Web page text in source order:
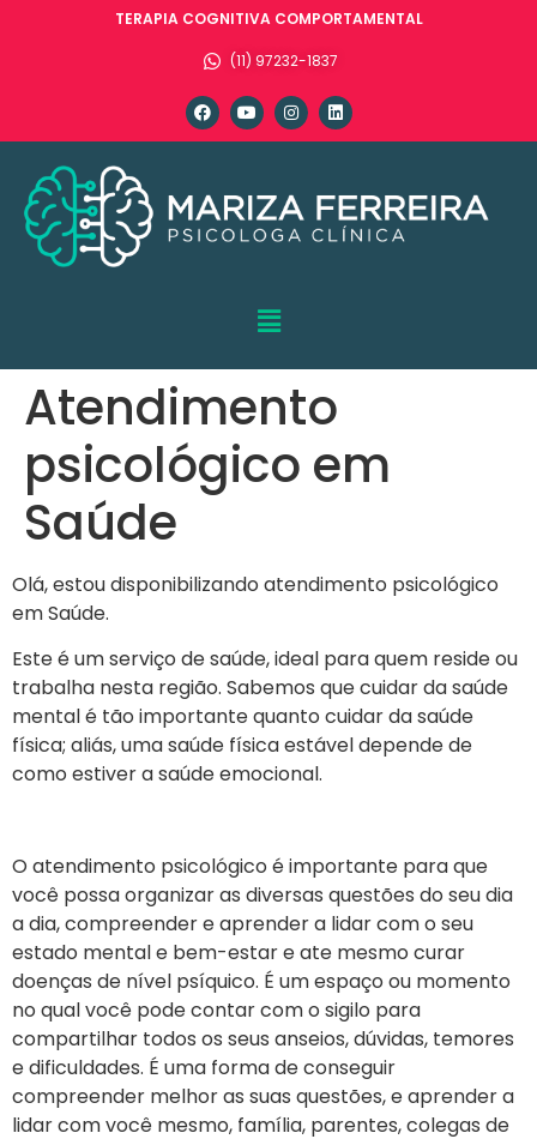
TERAPIA COGNITIVA COMPORTAMENTAL
(11) 97232-1837
Atendimento
psicológico em
Saúde
Olá, estou disponibilizando atendimento psicológico
em Saúde.
Este é um serviço de saúde, ideal para quem reside ou
trabalha nesta região. Sabemos que cuidar da saúde
mental é tão importante quanto cuidar da saúde
física; aliás, uma saúde física estável depende de
como estiver a saúde emocional.
O atendimento psicológico é importante para que
você possa organizar as diversas questões do seu dia
a dia, compreender e aprender a lidar com o seu
estado mental e bem-estar e ate mesmo curar
doenças de nível psíquico. É um espaço ou momento
no qual você pode contar com o sigilo para
compartilhar todos os seus anseios, dúvidas, temores
e dificuldades. É uma forma de conseguir
compreender melhor as suas questões, e aprender a
lidar com você mesmo, família, parentes, colegas de